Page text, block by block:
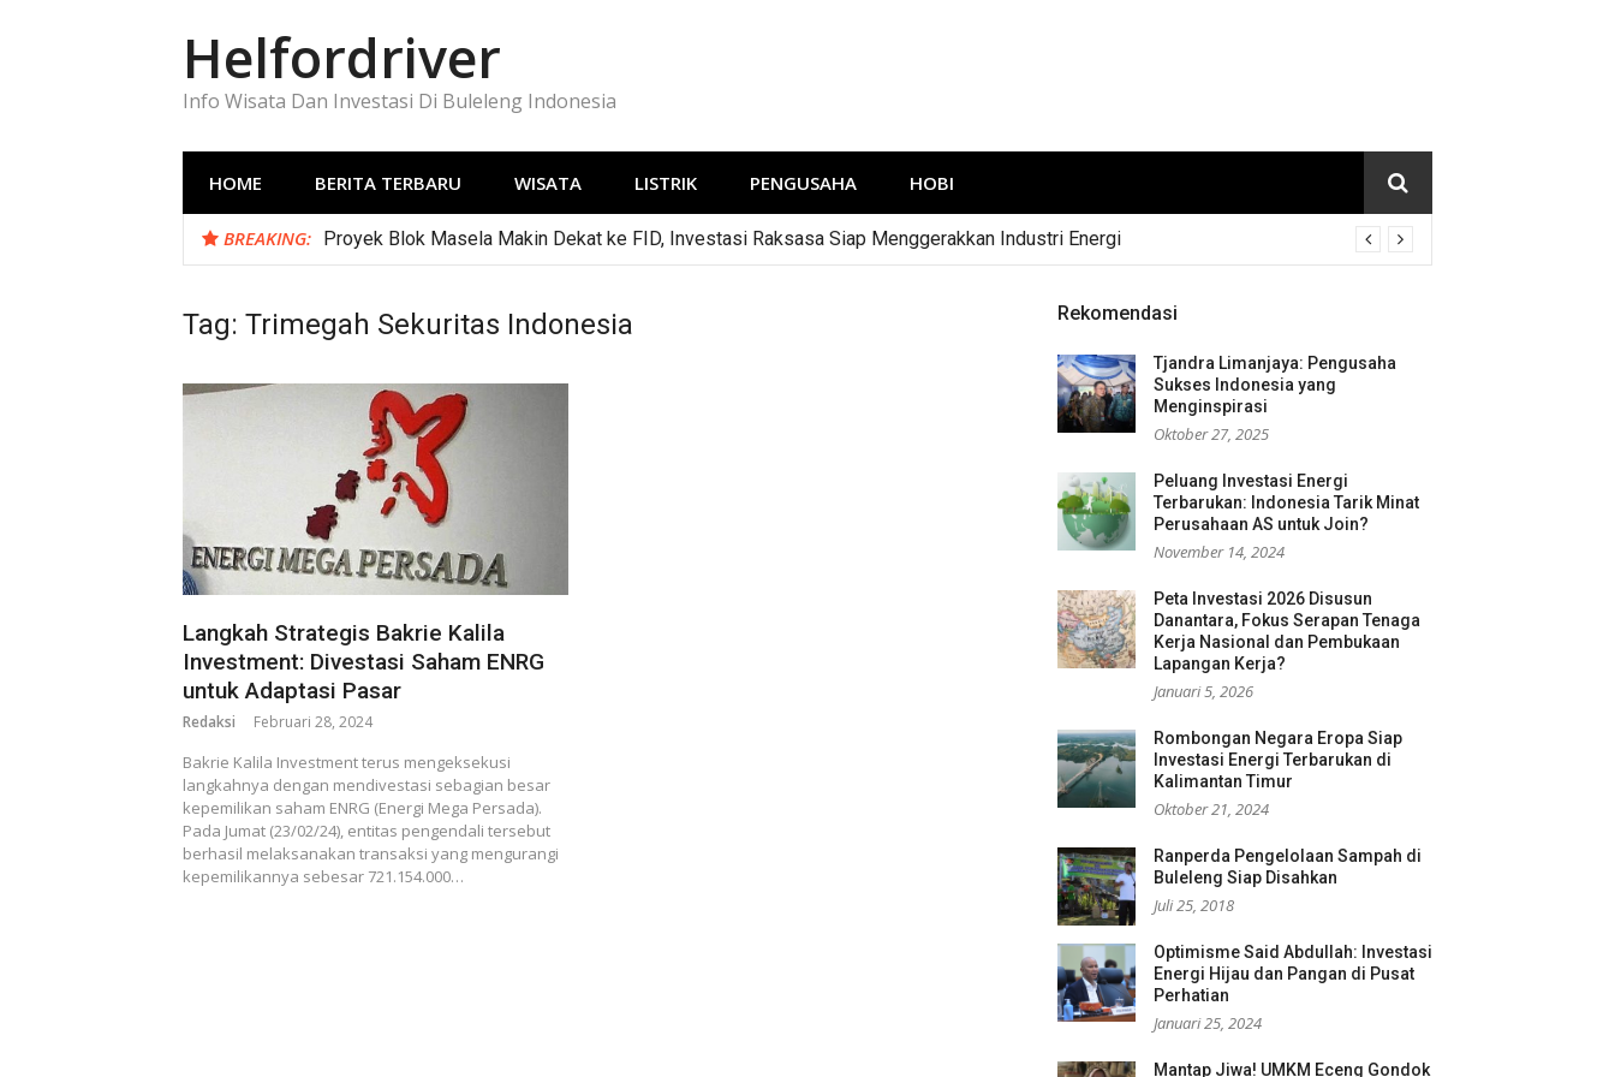
Helfordriver
Info Wisata Dan Investasi Di Buleleng Indonesia
HOME BERITA TERBARU WISATA LISTRIK PENGUSAHA HOBI
BREAKING: Proyek Blok Masela Makin Dekat ke FID, Investasi Raksasa Siap Menggerakkan Industri Energi
Tag: Trimegah Sekuritas Indonesia
Langkah Strategis Bakrie Kalila
Investment: Divestasi Saham ENRG
untuk Adaptasi Pasar
Redaksi Februari 28, 2024
Bakrie Kalila Investment terus mengeksekusi
langkahnya dengan mendivestasi sebagian besar
kepemilikan saham ENRG (Energi Mega Persada).
Pada Jumat (23/02/24), entitas pengendali tersebut
berhasil melaksanakan transaksi yang mengurangi
kepemilikannya sebesar 721.154.000…
Rekomendasi
Tjandra Limanjaya: Pengusaha
Sukses Indonesia yang
Menginspirasi
Oktober 27, 2025
Peluang Investasi Energi
Terbarukan: Indonesia Tarik Minat
Perusahaan AS untuk Join?
November 14, 2024
Peta Investasi 2026 Disusun
Danantara, Fokus Serapan Tenaga
Kerja Nasional dan Pembukaan
Lapangan Kerja?
Januari 5, 2026
Rombongan Negara Eropa Siap
Investasi Energi Terbarukan di
Kalimantan Timur
Oktober 21, 2024
Ranperda Pengelolaan Sampah di
Buleleng Siap Disahkan
Juli 25, 2018
Optimisme Said Abdullah: Investasi
Energi Hijau dan Pangan di Pusat
Perhatian
Januari 25, 2024
Mantap Jiwa! UMKM Eceng Gondok